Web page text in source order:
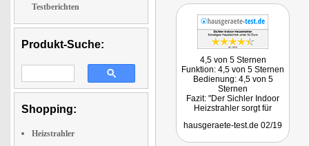
Testberichten
Produkt-Suche:
Shopping:
Heizstrahler
4,5 von 5 Sternen
Funktion: 4,5 von 5 Sternen
Bedienung: 4,5 von 5
Sternen
Fazit: "Der Sichler Indoor
Heizstrahler sorgt für
es schnell gehen muss. Das
hausgeraete-test.de 02/19